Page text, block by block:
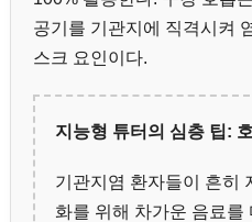
공기를 기관지에 직격시켜
스크 요인이다.
지능형 튜터의 심층 팁:
기관지염 환자들이 흔히
화를 위해 차가운 음료를